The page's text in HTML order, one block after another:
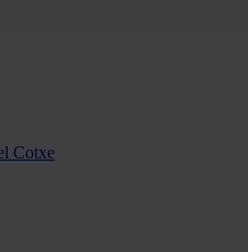
Cotxe